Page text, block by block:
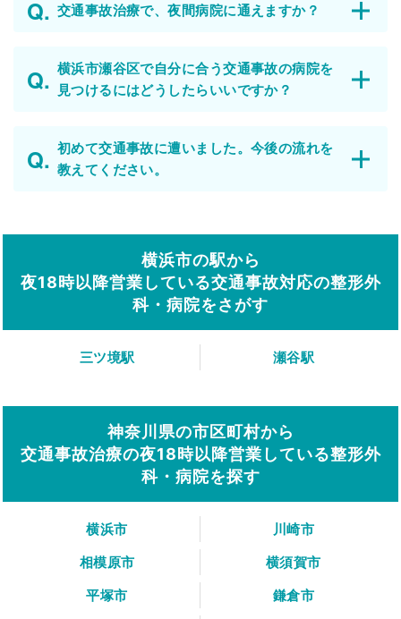
交通事故治療で、夜間病院に通えますか？
横浜市瀬谷区で自分に合う交通事故の病院を
見つけるにはどうしたらいいですか？
初めて交通事故に遭いました。今後の流れを
教えてください。
横浜市の駅から
夜18時以降営業している交通事故対応の整形外
科・病院をさがす
三ツ境駅 瀬谷駅
神奈川県の市区町村から
交通事故治療の夜18時以降営業している整形外
科・病院を探す
横浜市
川崎市
相模原市
横須賀市
平塚市
鎌倉市